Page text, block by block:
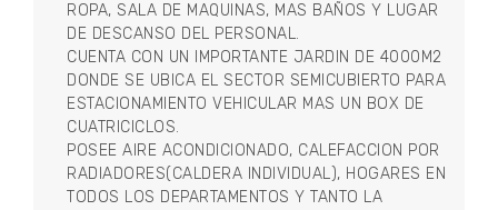
ROPA, SALA DE MAQUINAS, MAS BAÑOS Y LUGAR
DE DESCANSO DEL PERSONAL.
CUENTA CON UN IMPORTANTE JARDIN DE 4000M2
DONDE SE UBICA EL SECTOR SEMICUBIERTO PARA
ESTACIONAMIENTO VEHICULAR MAS UN BOX DE
CUATRICICLOS.
POSEE AIRE ACONDICIONADO, CALEFACCION POR
RADIADORES(CALDERA INDIVIDUAL), HOGARES EN
TODOS LOS DEPARTAMENTOS Y TANTO LA